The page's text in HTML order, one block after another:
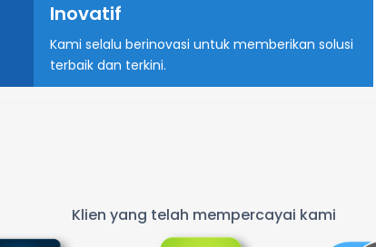
Inovatif
Kami selalu berinovasi untuk memberikan solusi
terbaik dan terkini.
Klien yang telah mempercayai kami